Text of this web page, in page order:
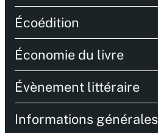
Écoédition
Économie du livre
Évènement littéraire
Informations générales